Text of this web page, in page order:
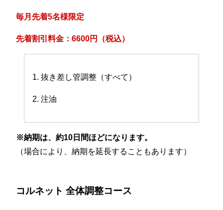
毎月先着5名様限定
先着割引料金：6600円（税込）
1. 抜き差し管調整（すべて）
2. 注油
※納期は、約10日間ほどになります。
（場合により、納期を延長することもあります）
コルネット 全体調整コース